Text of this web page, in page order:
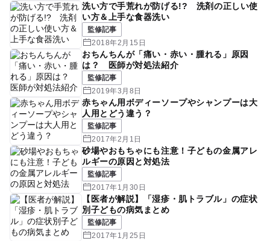
洗い方で手荒れが防げる!? 洗剤の正しい使
い方＆上手な食器洗い
監修記事
2018年2月15日
おちんちんが「痛い・赤い・腫れる」原因
は？ 医師が対処法紹介
監修記事
2019年3月8日
赤ちゃん用ボディーソープやシャンプーは大
人用とどう違う？
監修記事
2017年2月1日
砂場やおもちゃにも注意！子どもの金属アレ
ルギーの原因と対処法
監修記事
2017年1月30日
【医者が解説】「湿疹・肌トラブル」の症状
別子どもの病気まとめ
監修記事
2017年1月25日